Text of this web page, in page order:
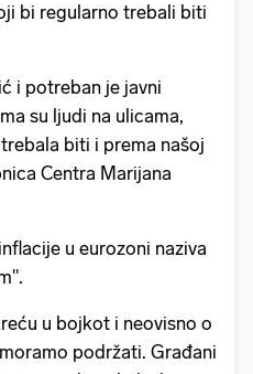
bi regularno trebali biti
i potreban je javni
su ljudi na ulicama,
biti i prema našoj
Centra Marijana
u eurozoni naziva
u bojkot i neovisno o
podržati. Građani